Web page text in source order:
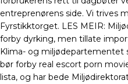
entreprenørens side. Vi trives
Fyrstikktorget. LES MEIR:
forby dyrking, men tillate
Klima- og miljødepartementet
bør forby real escort porn
lista, og har bede